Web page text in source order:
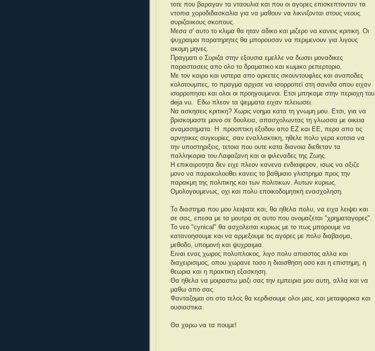
τοτε που βαραγαν τα νταουλια και που οι αγορες επισκεπτονταν τα
ντοπια χοροδιδασκαλια για να μαθουν να λικνιζονται στους νεους
συριζαιικους σκοπους.
Μεσα σ' αυτο το κλιμα θα ηταν αδικο και μιζερο να κανεις κριτικη. Οι
ψυχραιμοι παρατηρητες θα μπορουσαν να περιμενουν για λιγους
ακομη μηνες.
Πραγματι ο Συριζα στην εξουσια εμελλε να δωσει μοναδικες
παραστασεις απο ολο το δραματικο και κωμικο ρεπερτοριο.
Με τον καιρο και υστερα απο αρκετες σκουντουφλες και αναποδες
κολοτουμπες, το πραγμα αρχισε να ισορροπεί στη σανιδα οπου ειχαν
ισορροπησει και ολοι οι προηγουμενοι. Ετσι μπηκαμε στην περιοχη του
deja vu. Εδω πλεον τα ψεμματα ειχαν τελειωσει.
Να ασκησεις κριτικη? Χωρις νοημα κατα τη γνωμη μου. Ετσι, για να
βρισκομαστε μονο σε δουλεια, απασχολωντας τη γλωσσα με οικεια
αναμασηματα. Η προοπτικη εξοδου απο ΕΖ και ΕΕ, περα απο τις
αρνητικες συγκυρίες, σαν εναλλακτικη, ηθελε πολυ γερα κοτσια να
την υποστηριξεις, τετοια που ουτε κατα διανοια διεθεταν τα
παλληκαρια του Λαφαζανη και οι φιλεναδες της Ζωης.
Η επικαιροτητα δεν ειχε πλεον κανενα ενδιαφερον, ισως να αξιζε
μονο να παρακολουθει κανεις το βαθμιαιο γλιστρημα προς την
παρακμη της πολιτικης και των πολιτικων. Αυτων κυριως.
Ομολογουμενως, οχι και πολυ εποικοδομητική ενασχοληση.
Το διαστημα που μου λειψατε και, θα ηθελα πολυ, να ειχα λειψει και
σε σας, επεσα με τα μουτρα σε αυτο που ονομαζεται "χρηματαγορες".
Το νεο "cynical" θα ασχολειται κυριως με το πως μπορουμε να
κατανοησουμε και να αρμεξουμε τις αγορες με πολυ διαβασμα,
μεθοδο, υπομονή και ψυχραιμια.
Ειναι ενας χωρος πολυπλοκος, λιγο πολυ απιαστος αλλα και
διαχειρισιμος, οπου χωρανε τοσο η διαισθηση οσο και η επιστημη, η
θεωρια και η πρακτικη εξασκηση.
Θα ηθελα να μοιραστω μαζι σας την εμπειρια μου αυτη, αλλα και να
μαθω απο σας.
Φανταζομαι οτι στο τελος θα κερδισουμε ολοι μας, και μεταφορικα και
ουσιαστικα.
Θα χαρω να τα πουμε!